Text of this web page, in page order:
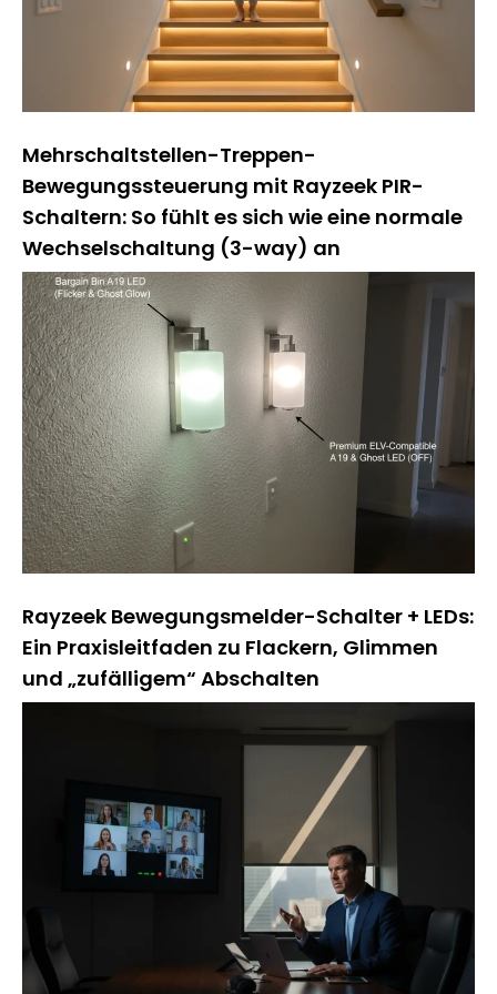
Mehrschaltstellen-Treppen-
Bewegungssteuerung mit Rayzeek PIR-
Schaltern: So fühlt es sich wie eine normale
Wechselschaltung (3-way) an
Rayzeek Bewegungsmelder-Schalter + LEDs:
Ein Praxisleitfaden zu Flackern, Glimmen
und „zufälligem“ Abschalten